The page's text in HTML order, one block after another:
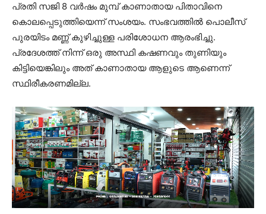
പ്രതി സജി 8 വര്‍ഷം മുമ്പ് കാണാതായ പിതാവിനെ
കൊലപ്പെടുത്തിയെന്ന് സംശയം. സംഭവത്തില്‍ പൊലീസ്
പുരയിടം മണ്ണ് കുഴിച്ചുള്ള പരിശോധന ആരംഭിച്ചു.
പ്രദേശത്ത് നിന്ന് ഒരു അസ്ഥി കഷണവും തുണിയും
കിട്ടിയെങ്കിലും അത് കാണാതായ ആളുടെ ആണെന്ന്
സ്ഥിരീകരണമില്ല.